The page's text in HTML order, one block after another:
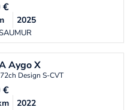
€
2025
Aygo X
Design S-CVT
€
2022